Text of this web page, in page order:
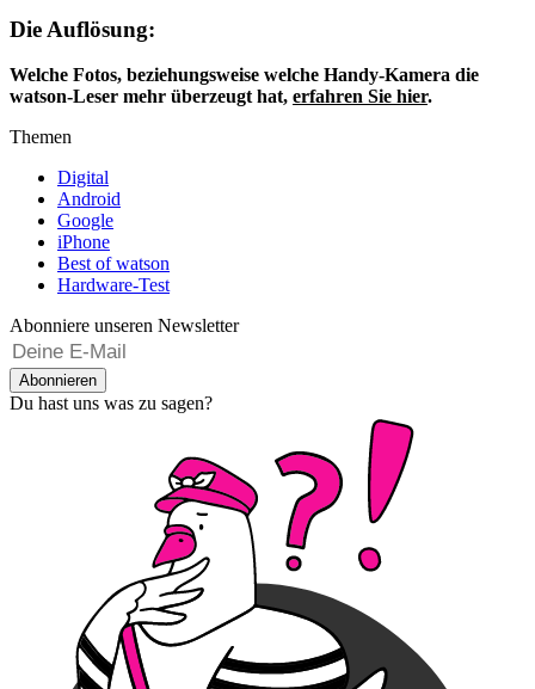
Die Auflösung:
Welche Fotos, beziehungsweise welche Handy-Kamera die
watson-Leser mehr überzeugt hat, erfahren Sie hier.
Themen
Digital
Android
Google
iPhone
Best of watson
Hardware-Test
Abonniere unseren Newsletter
Abonnieren
Du hast uns was zu sagen?